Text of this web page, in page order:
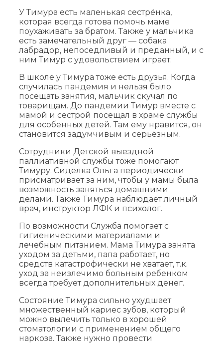
У Тимура есть маленькая сестрёнка,
которая всегда готова помочь маме
поухаживать за братом. Также у мальчика
есть замечательный друг — собака
лабрадор, непоседливый и преданный, и с
ним Тимур с удовольствием играет.
В школе у Тимура тоже есть друзья. Когда
случилась пандемия и нельзя было
посещать занятия, мальчик скучал по
товарищам. До пандемии Тимур вместе с
мамой и сестрой посещал в храме службы
для особенных детей. Там ему нравится, он
становится задумчивым и серьёзным.
Сотрудники Детской выездной
паллиативной службы тоже помогают
Тимуру. Сиделка Ольга периодически
присматривает за ним, чтобы у мамы была
возможность заняться домашними
делами. Также Тимура наблюдает личный
врач, инструктор ЛФК и психолог.
По возможности Служба помогает с
гигиеническими материалами и
лечебным питанием. Мама Тимура занята
уходом за детьми, папа работает, но
средств катастрофически не хватает, т.к.
уход за неизлечимо больным ребенком
всегда требует дополнительных денег.
Состояние Тимура сильно ухудшает
множественный кариес зубов, который
можно вылечить только в хорошей
стоматологии с применением общего
наркоза. Также нужно провести